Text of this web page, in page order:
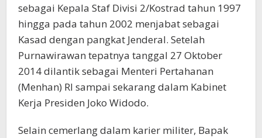
sebagai Kepala Staf Divisi 2/Kostrad tahun 1997
hingga pada tahun 2002 menjabat sebagai
Kasad dengan pangkat Jenderal. Setelah
Purnawirawan tepatnya tanggal 27 Oktober
2014 dilantik sebagai Menteri Pertahanan
(Menhan) RI sampai sekarang dalam Kabinet
Kerja Presiden Joko Widodo.
Selain cemerlang dalam karier militer, Bapak